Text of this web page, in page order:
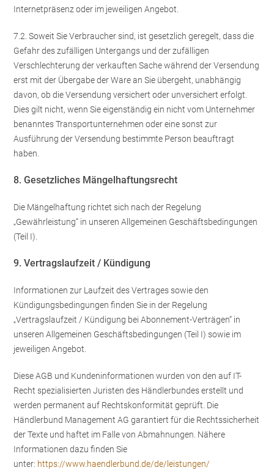
Internetpräsenz oder im jeweiligen Angebot.
7.2. Soweit Sie Verbraucher sind, ist gesetzlich geregelt, dass die
Gefahr des zufälligen Untergangs und der zufälligen
Verschlechterung der verkauften Sache während der Versendung
erst mit der Übergabe der Ware an Sie übergeht, unabhängig
davon, ob die Versendung versichert oder unversichert erfolgt.
Dies gilt nicht, wenn Sie eigenständig ein nicht vom Unternehmer
benanntes Transportunternehmen oder eine sonst zur
Ausführung der Versendung bestimmte Person beauftragt
haben.
8. Gesetzliches Mängelhaftungsrecht
Die Mängelhaftung richtet sich nach der Regelung
„Gewährleistung“ in unseren Allgemeinen Geschäftsbedingungen
(Teil I).
9. Vertragslaufzeit / Kündigung
Informationen zur Laufzeit des Vertrages sowie den
Kündigungsbedingungen finden Sie in der Regelung
„Vertragslaufzeit / Kündigung bei Abonnement-Verträgen“ in
unseren Allgemeinen Geschäftsbedingungen (Teil I) sowie im
jeweiligen Angebot.
Diese AGB und Kundeninformationen wurden von den auf IT-
Recht spezialisierten Juristen des Händlerbundes erstellt und
werden permanent auf Rechtskonformität geprüft. Die
Händlerbund Management AG garantiert für die Rechtssicherheit
der Texte und haftet im Falle von Abmahnungen. Nähere
Informationen dazu finden Sie
unter: https://www.haendlerbund.de/de/leistungen/